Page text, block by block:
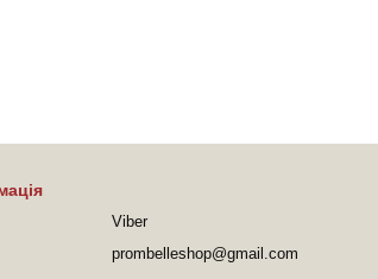
Viber
prombelleshop@gmail.com